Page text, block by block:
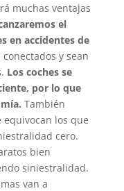
muchas ventajas
el
en accidentes de
conectados y sean
Los coches se
por lo que
También
los que
cero.
bien
siniestralidad.
van a